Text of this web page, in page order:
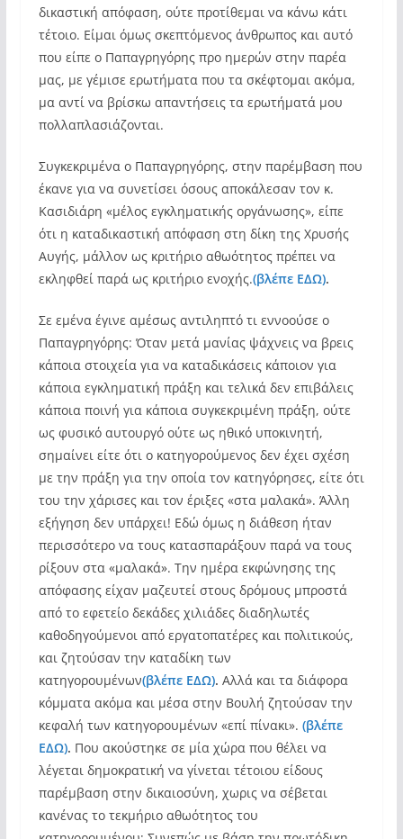
δικαστική απόφαση, ούτε προτίθεμαι να κάνω κάτι
τέτοιο. Είμαι όμως σκεπτόμενος άνθρωπος και αυτό
που είπε ο Παπαγρηγόρης προ ημερών στην παρέα
μας, με γέμισε ερωτήματα που τα σκέφτομαι ακόμα,
μα αντί να βρίσκω απαντήσεις τα ερωτήματά μου
πολλαπλασιάζονται.
Συγκεκριμένα ο Παπαγρηγόρης, στην παρέμβαση που
έκανε για να συνετίσει όσους αποκάλεσαν τον κ.
Κασιδιάρη «μέλος εγκληματικής οργάνωσης», είπε
ότι η καταδικαστική απόφαση στη δίκη της Χρυσής
Αυγής, μάλλον ως κριτήριο αθωότητος πρέπει να
εκληφθεί παρά ως κριτήριο ενοχής.(βλέπε ΕΔΩ).
Σε εμένα έγινε αμέσως αντιληπτό τι εννοούσε ο
Παπαγρηγόρης: Όταν μετά μανίας ψάχνεις να βρεις
κάποια στοιχεία για να καταδικάσεις κάποιον για
κάποια εγκληματική πράξη και τελικά δεν επιβάλεις
κάποια ποινή για κάποια συγκεκριμένη πράξη, ούτε
ως φυσικό αυτουργό ούτε ως ηθικό υποκινητή,
σημαίνει είτε ότι ο κατηγορούμενος δεν έχει σχέση
με την πράξη για την οποία τον κατηγόρησες, είτε ότι
του την χάρισες και τον έριξες «στα μαλακά». Άλλη
εξήγηση δεν υπάρχει! Εδώ όμως η διάθεση ήταν
περισσότερο να τους κατασπαράξουν παρά να τους
ρίξουν στα «μαλακά». Την ημέρα εκφώνησης της
απόφασης είχαν μαζευτεί στους δρόμους μπροστά
από το εφετείο δεκάδες χιλιάδες διαδηλωτές
καθοδηγούμενοι από εργατοπατέρες και πολιτικούς,
και ζητούσαν την καταδίκη των
κατηγορουμένων(βλέπε ΕΔΩ). Αλλά και τα διάφορα
κόμματα ακόμα και μέσα στην Βουλή ζητούσαν την
κεφαλή των κατηγορουμένων «επί πίνακι». (βλέπε
ΕΔΩ). Που ακούστηκε σε μία χώρα που θέλει να
λέγεται δημοκρατική να γίνεται τέτοιου είδους
παρέμβαση στην δικαιοσύνη, χωρις να σέβεται
κανένας το τεκμήριο αθωότητος του